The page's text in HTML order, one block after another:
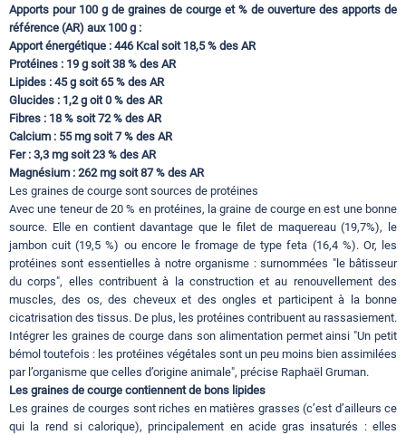
Apports pour 100 g de graines de courge et % de ouverture des apports de
référence (AR) aux 100 g :
Apport énergétique : 446 Kcal soit 18,5 % des AR
Protéines : 19 g soit 38 % des AR
Lipides : 45 g soit 65 % des AR
Glucides : 1,2 g oit 0 % des AR
Fibres : 18 % soit 72 % des AR
Calcium : 55 mg soit 7 % des AR
Fer : 3,3 mg soit 23 % des AR
Magnésium : 262 mg soit 87 % des AR
Les graines de courge sont sources de protéines
Avec une teneur de 20 % en protéines, la graine de courge en est une bonne
source. Elle en contient davantage que le filet de maquereau (19,7%), le
jambon cuit (19,5 %) ou encore le fromage de type feta (16,4 %). Or, les
protéines sont essentielles à notre organisme : surnommées "le bâtisseur
du corps", elles contribuent à la construction et au renouvellement des
muscles, des os, des cheveux et des ongles et participent à la bonne
cicatrisation des tissus. De plus, les protéines contribuent au rassasiement.
Intégrer les graines de courge dans son alimentation permet ainsi "Un petit
bémol toutefois : les protéines végétales sont un peu moins bien assimilées
par l’organisme que celles d’origine animale", précise Raphaël Gruman.
Les graines de courge contiennent de bons lipides
Les graines de courges sont riches en matières grasses (c’est d’ailleurs ce
qui la rend si calorique), principalement en acide gras insaturés : elles